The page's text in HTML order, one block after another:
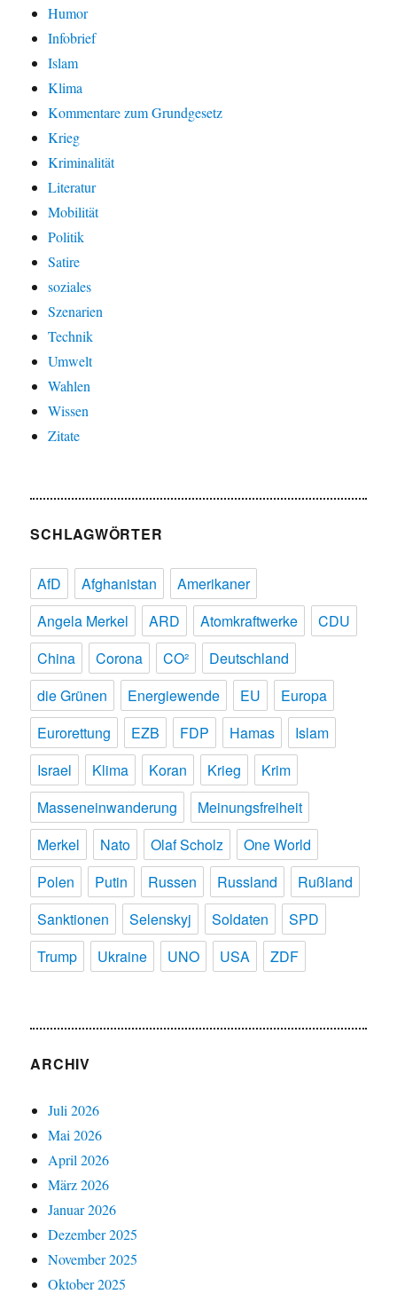
Humor
Infobrief
Islam
Klima
Kommentare zum Grundgesetz
Krieg
Kriminalität
Literatur
Mobilität
Politik
Satire
soziales
Szenarien
Technik
Umwelt
Wahlen
Wissen
Zitate
SCHLAGWÖRTER
AfD Afghanistan
Amerikaner
Angela Merkel
ARD Atomkraftwerke
CDU
China
Corona CO²
Deutschland
die Grünen
Energiewende EU
Europa
Eurorettung
EZB FDP Hamas
Islam
Israel
Klima Koran Krieg
Krim
Masseneinwanderung
Meinungsfreiheit
Merkel
Nato Olaf Scholz
One World
Polen
Putin Russen Russland
Rußland
Sanktionen
Selenskyj Soldaten
SPD
Trump
Ukraine UNO USA ZDF
ARCHIV
Juli 2026
Mai 2026
April 2026
März 2026
Januar 2026
Dezember 2025
November 2025
Oktober 2025